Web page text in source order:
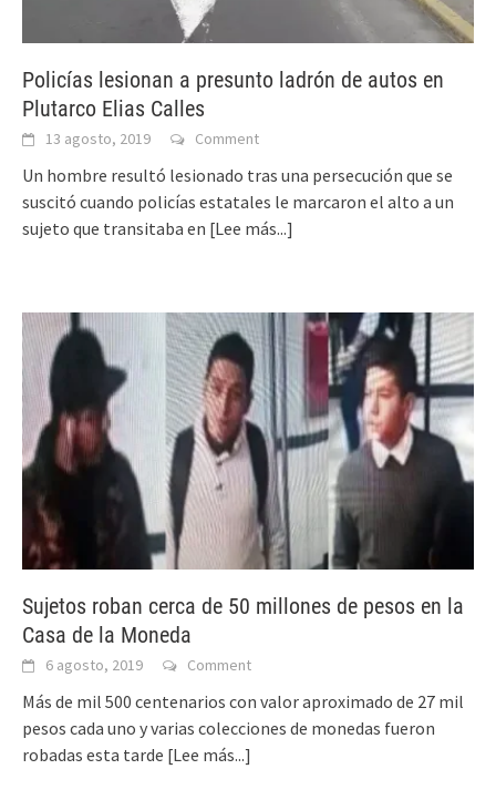
Policías lesionan a presunto ladrón de autos en
Plutarco Elias Calles
13 agosto, 2019 Comment
Un hombre resultó lesionado tras una persecución que se
suscitó cuando policías estatales le marcaron el alto a un
sujeto que transitaba en [Lee más...]
Sujetos roban cerca de 50 millones de pesos en la
Casa de la Moneda
6 agosto, 2019 Comment
Más de mil 500 centenarios con valor aproximado de 27 mil
pesos cada uno y varias colecciones de monedas fueron
robadas esta tarde [Lee más...]